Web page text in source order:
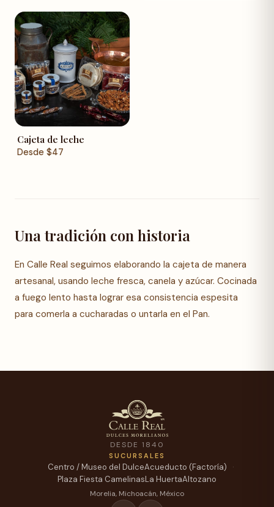
Cajeta de leche
Desde $47
Una tradición con historia
En Calle Real seguimos elaborando la cajeta de manera
artesanal, usando leche fresca, canela y azúcar. Cocinada
a fuego lento hasta lograr esa consistencia espesita
para comerla a cucharadas o untarla en el Pan.
DESDE 1840
SUCURSALES
Centro / Museo del DulceAcueducto (Factoría)
Plaza Fiesta CamelinasLa HuertaAltozano
Morelia, Michoacán, México